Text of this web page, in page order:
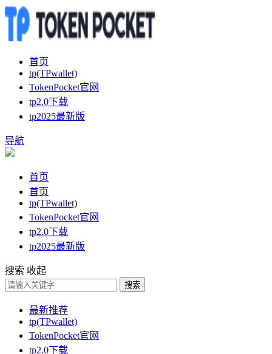
首页
tp(TPwallet)
TokenPocket官网
tp2.0下载
tp2025最新版
导航
首页
首页
tp(TPwallet)
TokenPocket官网
tp2.0下载
tp2025最新版
搜索 收起
搜索
最新推荐
tp(TPwallet)
TokenPocket官网
tp2.0下载